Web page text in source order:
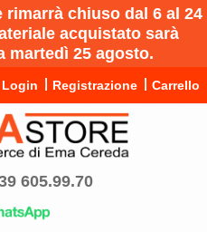
rimarrà chiuso dal 6 al 24
acquistato sarà
martedì 25 agosto.
Login Registrazione Carrello
605.99.70